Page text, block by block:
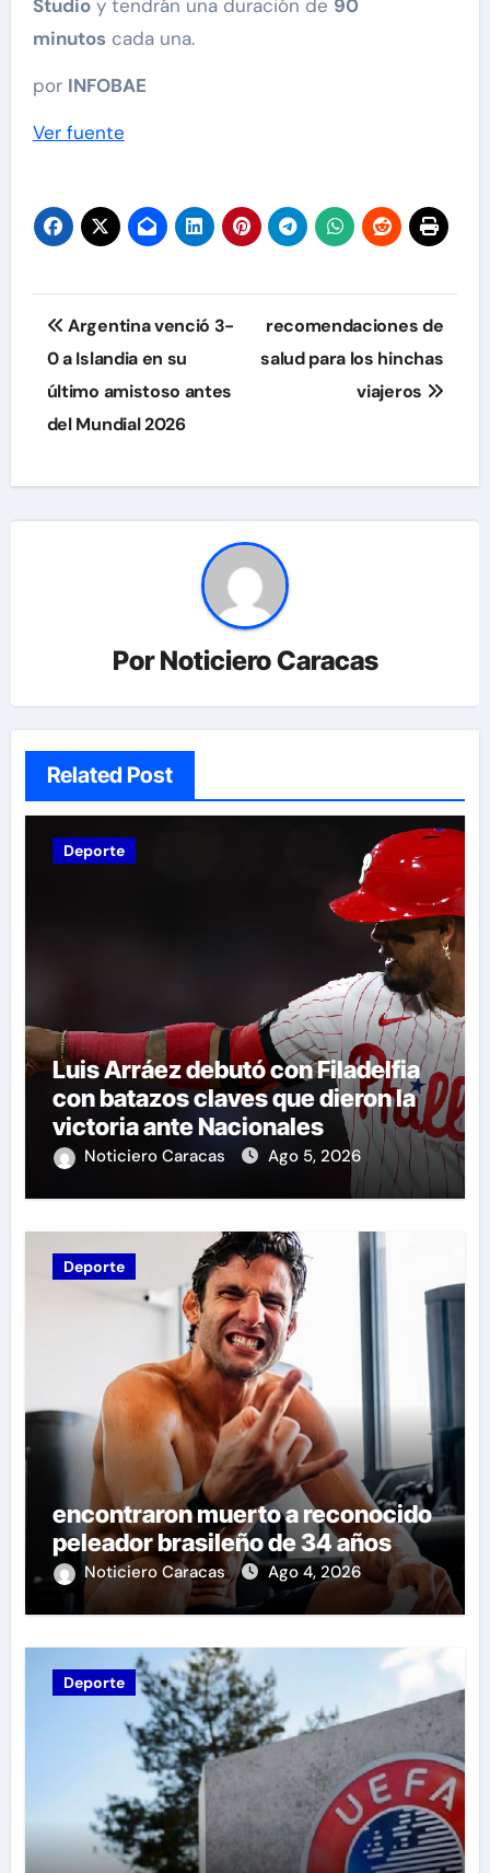
Studioy tendrán una duración de 90
minutoscada una.
por INFOBAE
Ver fuente
Navegación
de
entradas
Argentina venció 3-
0 a Islandia en su
último amistoso antes
del Mundial 2026
recomendaciones de
salud para los hinchas
viajeros
PorNoticiero Caracas
Related Post
Deporte
Luis Arráez debutó con Filadelfia
con batazos claves que dieron la
victoria ante Nacionales
Noticiero Caracas Ago 5, 2026
Deporte
encontraron muerto a reconocido
peleador brasileño de 34 años
Noticiero Caracas Ago 4, 2026
Deporte